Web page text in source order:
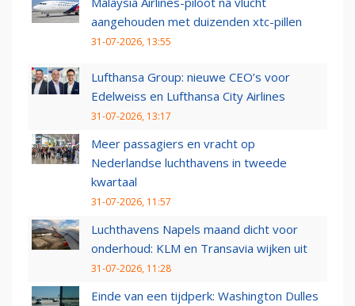
aangehouden met duizenden xtc-pillen
31-07-2026, 13:55
Lufthansa Group: nieuwe CEO’s voor
Edelweiss en Lufthansa City Airlines
31-07-2026, 13:17
Meer passagiers en vracht op
Nederlandse luchthavens in tweede
kwartaal
31-07-2026, 11:57
Luchthavens Napels maand dicht voor
onderhoud: KLM en Transavia wijken uit
31-07-2026, 11:28
Einde van een tijdperk: Washington Dulles